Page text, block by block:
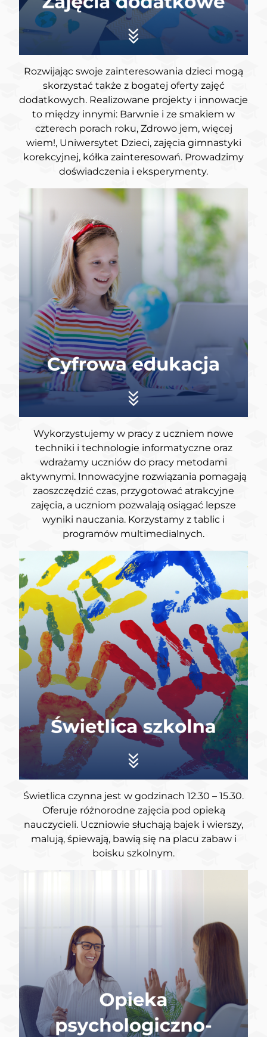
Rozwijając swoje zainteresowania dzieci mogą
skorzystać także z bogatej oferty zajęć
dodatkowych. Realizowane projekty i innowacje
to między innymi: Barwnie i ze smakiem w
czterech porach roku, Zdrowo jem, więcej
wiem!, Uniwersytet Dzieci, zajęcia gimnastyki
korekcyjnej, kółka zainteresowań. Prowadzimy
doświadczenia i eksperymenty.
Wykorzystujemy w pracy z uczniem nowe
techniki i technologie informatyczne oraz
wdrażamy uczniów do pracy metodami
aktywnymi. Innowacyjne rozwiązania pomagają
zaoszczędzić czas, przygotować atrakcyjne
zajęcia, a uczniom pozwalają osiągać lepsze
wyniki nauczania. Korzystamy z tablic i
programów multimedialnych.
Świetlica czynna jest w godzinach 12.30 – 15.30.
Oferuje różnorodne zajęcia pod opieką
nauczycieli. Uczniowie słuchają bajek i wierszy,
malują, śpiewają, bawią się na placu zabaw i
boisku szkolnym.